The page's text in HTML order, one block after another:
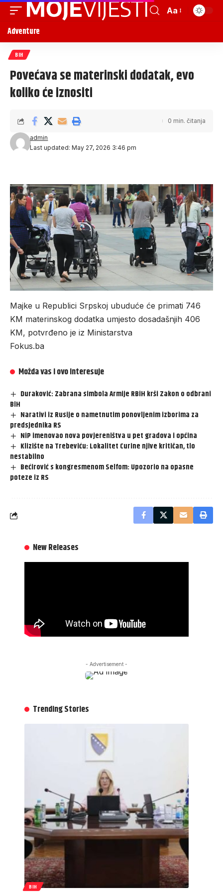
Aa
Adventure
BIH
Povećava se materinski dodatak, evo
koliko će iznositi
Last updated: May 27, 2026 3:46 pm
admin
0 min. čitanja
Majke u Republici Srpskoj ubuduće će primati 746
KM materinskog dodatka umjesto dosadašnjih 406
KM, potvrđeno je iz Ministarstva
Fokus.ba
Možda vas i ovo interesuje
Duraković: Zabrana simbola Armije RBiH krši Zakon o odbrani
BiH
Narativi iz Rusije o nametnutim ponovljenim izborima za
predsjednika RS
NiP imenovao nova povjereništva u pet gradova i općina
Klizište na Trebeviću: Lokalitet Curine njive kritičan, tlo
nestabilno
Bećirović s kongresmenom Selfom: Upozorio na opasne
poteze iz RS
New Releases
- Advertisement -
Trending Stories
BIH